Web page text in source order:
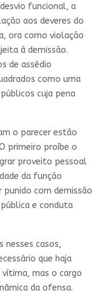
funcional, a
aos deveres do
ora como violação
à demissão.
de assédio
como uma
cuja pena
o parecer estão
primeiro proíbe o
proveito pessoal
da função
punido com demissão
e conduta
nesses casos,
que haja
vítima, mas o cargo
da ofensa.